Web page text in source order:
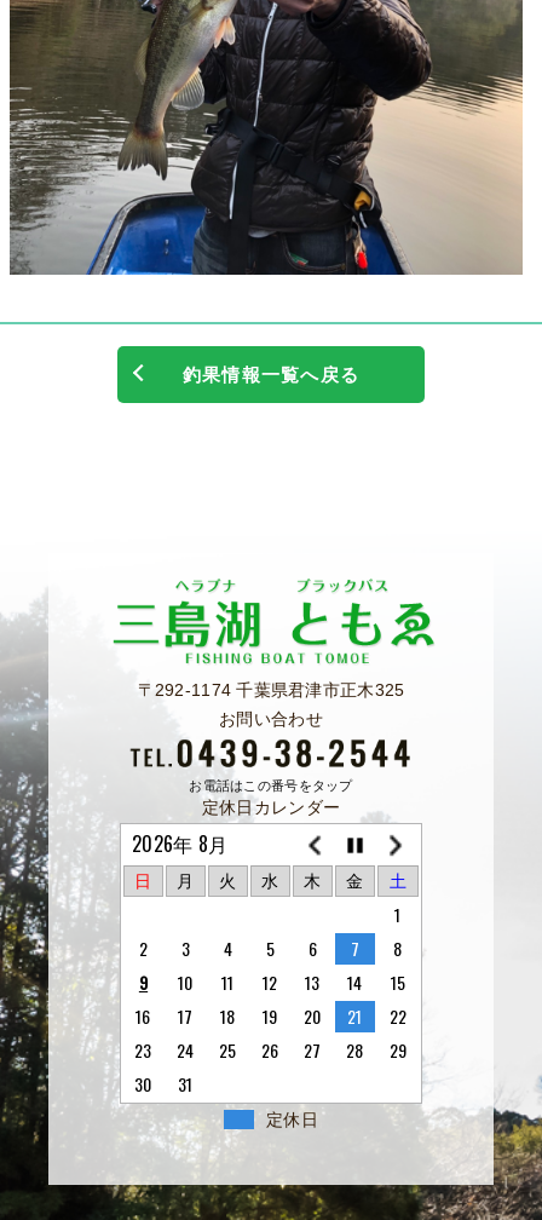
釣果情報一覧へ戻る
〒292-1174 千葉県君津市正木325
お問い合わせ
お電話はこの番号をタップ
定休日カレンダー
2026年 8月
日 月 火 水 木 金 土
1
2
3 4 5 6 7
8
9
10 11 12 13 14
15
16
17 18 19 20 21
22
23
24 25 26 27 28
29
30
31
定休日